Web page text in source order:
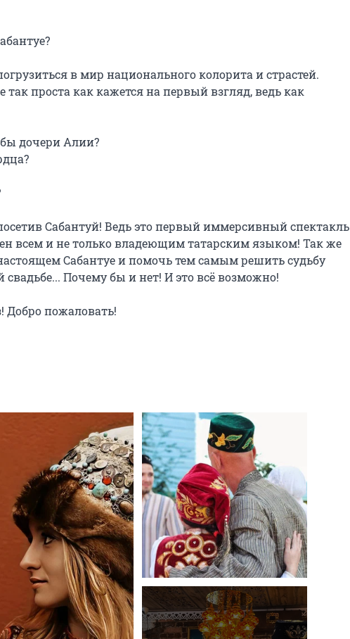
в мир национального колорита и страстей.
так проста как кажется на первый взгляд, ведь как
дочери Алии?
Сабантуй! Ведь это первый иммерсивный спектакль
всем и не только владеющим татарским языком! Так же
Сабантуе и помочь тем самым решить судьбу
Почему бы и нет! И это всё возможно!
Добро пожаловать!